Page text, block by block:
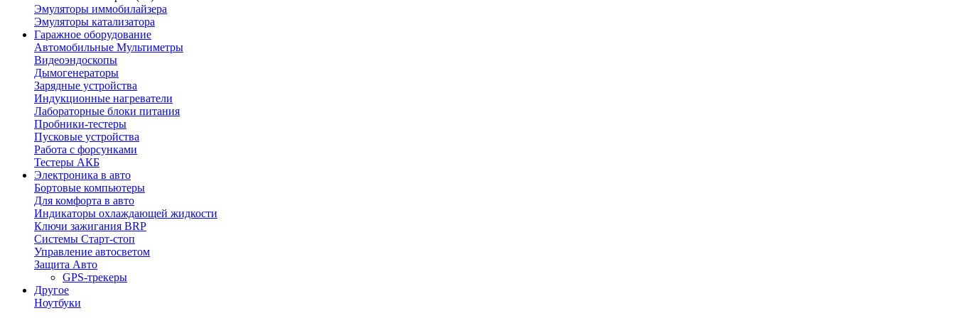
Эмуляторы иммобилайзера
Эмуляторы катализатора
Гаражное оборудование
Автомобильные Мультиметры
Видеоэндоскопы
Дымогенераторы
Зарядные устройства
Индукционные нагреватели
Лабораторные блоки питания
Пробники-тестеры
Пусковые устройства
Работа с форсунками
Тестеры АКБ
Электроника в авто
Бортовые компьютеры
Для комфорта в авто
Индикаторы охлаждающей жидкости
Ключи зажигания BRP
Системы Старт-стоп
Управление автосветом
Защита Авто
GPS-трекеры
Другое
Ноутбуки